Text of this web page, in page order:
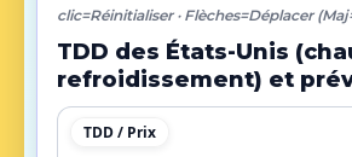
clic=Réinitialiser · Flèches=Déplacer
TDD des États-Unis
refroidissement) et
TDD / Prix